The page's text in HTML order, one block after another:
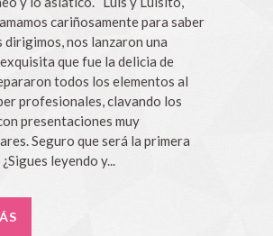
cariñosamente para saber
dirigimos, nos lanzaron una
que fue la delicia de
todos los elementos al
profesionales, clavando los
presentaciones muy
Seguro que será la primera
leyendo y...